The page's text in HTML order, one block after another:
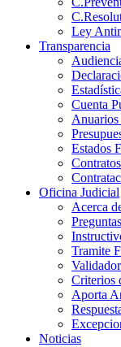
Ley
Transparencia
Cuenta
Estados
Contratos
Oficina Judicial
Acerca
Tramite
Criterios
Aporta
Noticias